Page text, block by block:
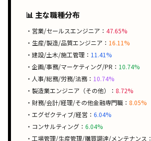
📊 主な職種分布
・営業/セールスエンジニア： 47.65%
・生産/製造/品質エンジニア： 16.11%
・建設/土木/施工管理： 11.41%
・企画/事務/マーケティング/PR： 10.74%
・人事/総務/労務/法務： 10.74%
・製造業エンジニア（その他）： 8.72%
・財務/会計/経理/その他金融専門職： 8.05%
・エグゼクティブ/経営： 6.04%
・コンサルティング： 6.04%
・工場管理/生産管理/購買調達/メンテナンス：